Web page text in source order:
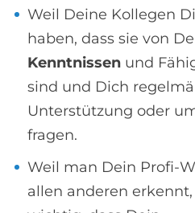
Weil Deine Kollegen
haben, dass sie von
Kenntnissen und
sind und Dich
Unterstützung oder
fragen.
Weil man Dein Profi-
allen anderen